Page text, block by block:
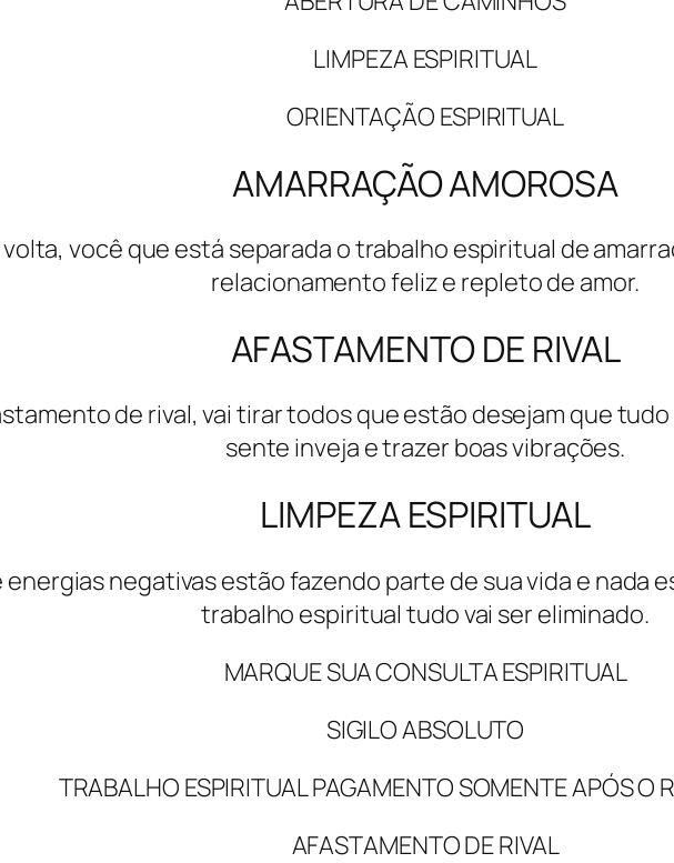
LIMPEZA ESPIRITUAL
ORIENTAÇÃO ESPIRITUAL
AMARRAÇÃO AMOROSA
você que está separada o trabalho espiritual de
relacionamento feliz e repleto de amor.
AFASTAMENTO DE RIVAL
de rival, vai tirar todos que estão desejam que
sente inveja e trazer boas vibrações.
LIMPEZA ESPIRITUAL
negativas estão fazendo parte de sua vida e nada
trabalho espiritual tudo vai ser eliminado.
MARQUE SUA CONSULTA ESPIRITUAL
SIGILO ABSOLUTO
TRABALHO ESPIRITUAL PAGAMENTO SOMENTE APÓS O
AFASTAMENTO DE RIVAL